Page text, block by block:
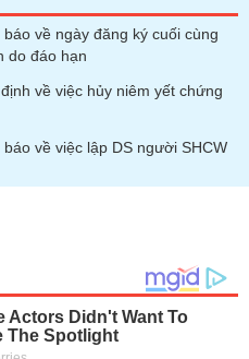
về ngày đăng ký cuối cùng
do đáo hạn
về việc hủy niêm yết chứng
về việc lập DS người SHCW